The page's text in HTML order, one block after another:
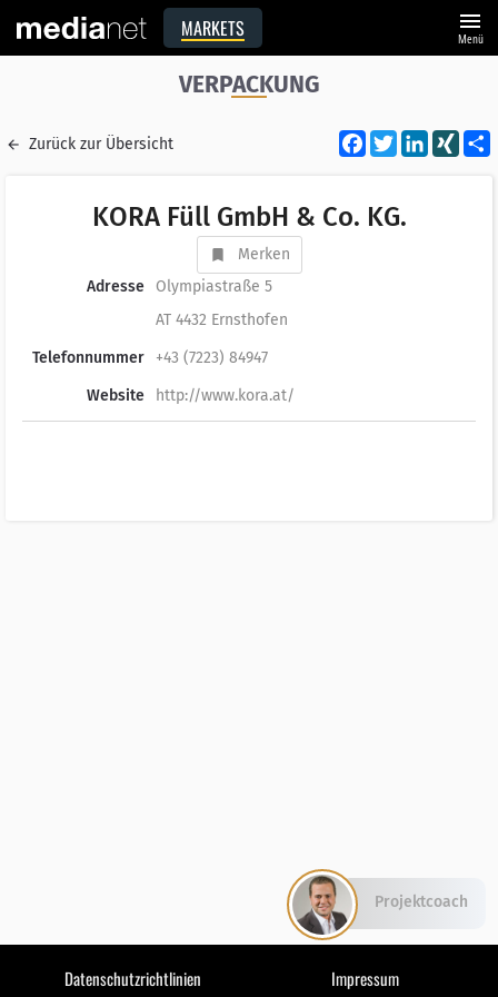
MARKETS menu
Menü
VERPACKUNG
Zurück zur Übersicht Facebook
Twitter XING
KORA Füll GmbH & Co. KG.
Merken
Adresse
Olympiastraße 5
AT 4432 Ernsthofen
Telefonnummer
+43 (7223) 84947
Website
http://www.kora.at/
Datenschutzrichtlinien Impressum
Projektcoach